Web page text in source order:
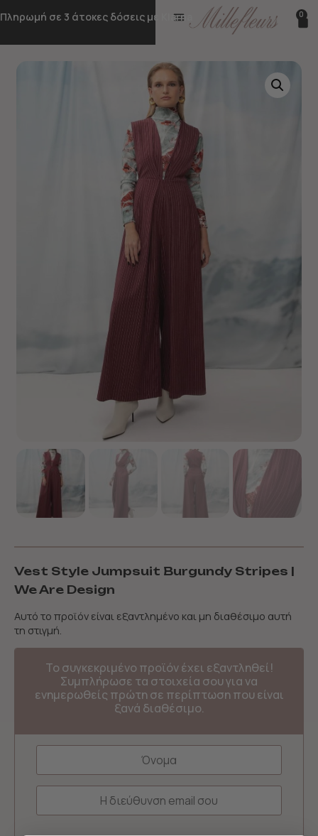
Πληρωμή σε 3 άτοκες δόσεις με Klarna 0
Vest Style Jumpsuit Burgundy Stripes |
We Are Design
Αυτό το προϊόν είναι εξαντλημένο και μη διαθέσιμο αυτή
τη στιγμή.
Το συγκεκριμένο προϊόν έχει εξαντληθεί!
Συμπλήρωσε τα στοιχεία σου για να
ενημερωθείς πρώτη σε περίπτωση που είναι
ξανά διαθέσιμο.